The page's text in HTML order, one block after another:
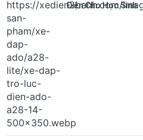
Điện Cho Học Sinh